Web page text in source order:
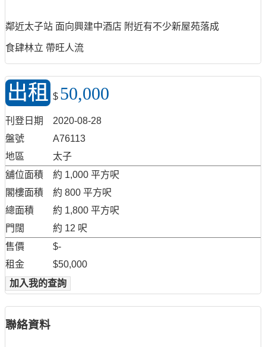
鄰近太子站 面向興建中酒店 附近有不少新屋苑落成
食肆林立 帶旺人流
出租 $ 50,000
刊登日期
2020-08-28
盤號
A76113
地區
太子
舖位面積
約 1,000 平方呎
閣樓面積
約 800 平方呎
總面積
約 1,800 平方呎
門闊
約 12 呎
售價
$-
租金
$50,000
加入我的查詢
聯絡資料